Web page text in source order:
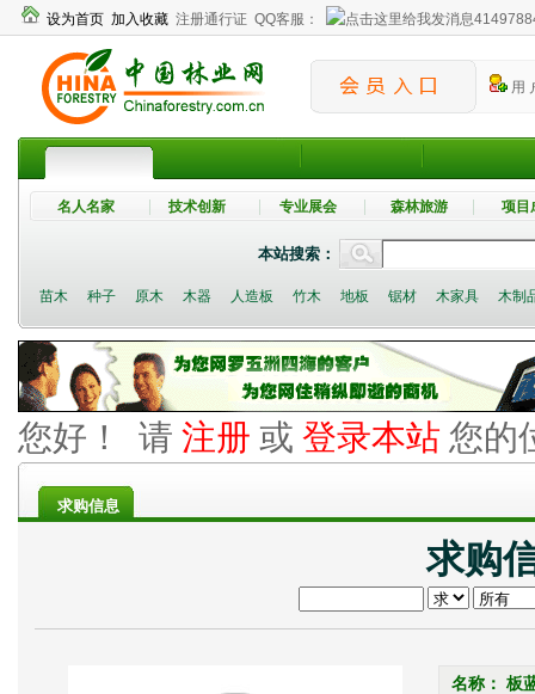
设为首页 加入收藏 注册通行证 QQ客服：
用
名人名家 技术创新 专业展会 森林旅游 项目
本站搜索：
苗木 种子 原木 木器 人造板 竹木 地板 锯材 木家具 木制
您好！ 请 注册 或 登录本站 您的
求购信息
求购
名称： 板